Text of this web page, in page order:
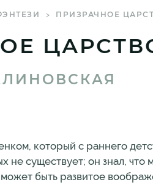
ПРИЗРАЧНОЕ
который с раннего
не существует; он знал,
быть развитое